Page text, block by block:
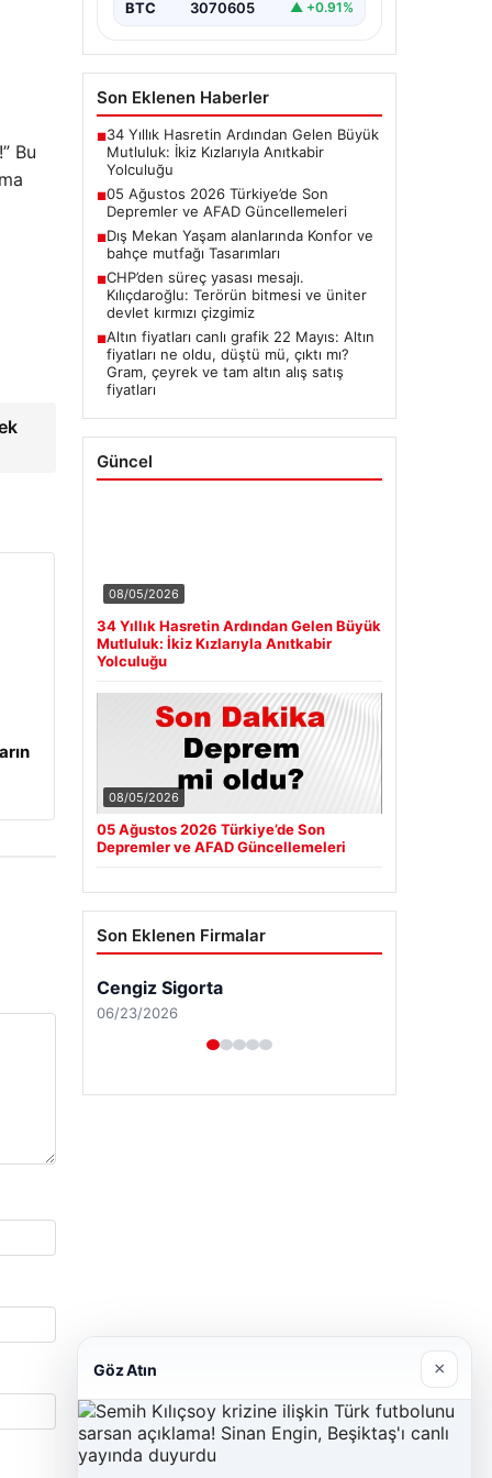
Bu
BTC 3070605 ▲ +0.91%
Son Eklenen Haberler
■34 Yıllık Hasretin Ardından Gelen Büyük
Mutluluk: İkiz Kızlarıyla Anıtkabir
Yolculuğu
■05 Ağustos 2026 Türkiye’de Son
Depremler ve AFAD Güncellemeleri
■Dış Mekan Yaşam alanlarında Konfor ve
bahçe mutfağı Tasarımları
■CHP’den süreç yasası mesajı.
Kılıçdaroğlu: Terörün bitmesi ve üniter
devlet kırmızı çizgimiz
■Altın fiyatları canlı grafik 22 Mayıs: Altın
fiyatları ne oldu, düştü mü, çıktı mı?
Gram, çeyrek ve tam altın alış satış
fiyatları
Güncel
08/05/2026
34 Yıllık Hasretin Ardından Gelen Büyük
Mutluluk: İkiz Kızlarıyla Anıtkabir
Yolculuğu
08/05/2026
05 Ağustos 2026 Türkiye’de Son
Depremler ve AFAD Güncellemeleri
Son Eklenen Firmalar
Cengiz Sigorta
06/23/2026
Göz Atın ×